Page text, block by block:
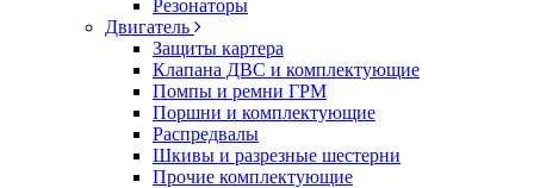
Резонаторы
Двигатель
Защиты картера
Клапана ДВС и комплектующие
Помпы и ремни ГРМ
Поршни и комплектующие
Распредвалы
Шкивы и разрезные шестерни
Прочие комплектующие